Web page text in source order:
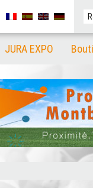
JURA EXPO